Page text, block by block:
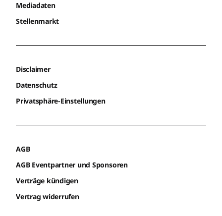
Mediadaten
Stellenmarkt
Disclaimer
Datenschutz
Privatsphäre-Einstellungen
AGB
AGB Eventpartner und Sponsoren
Verträge kündigen
Vertrag widerrufen